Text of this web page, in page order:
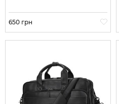
Цена
650 грн